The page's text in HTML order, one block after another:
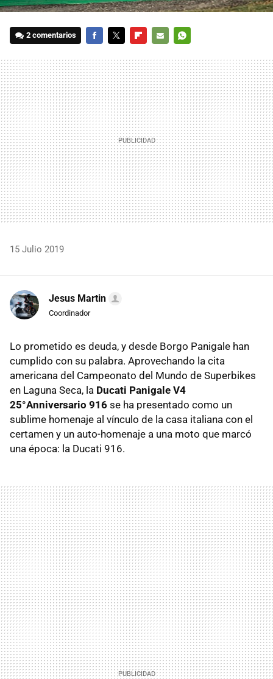
2 comentarios
MAIL
15 Julio 2019
Jesus Martin
Coordinador
Lo prometido es deuda, y desde Borgo Panigale han
cumplido con su palabra. Aprovechando la cita
americana del Campeonato del Mundo de Superbikes
en Laguna Seca, la Ducati Panigale V4
25°Anniversario 916 se ha presentado como un
sublime homenaje al vínculo de la casa italiana con el
certamen y un auto-homenaje a una moto que marcó
una época: la Ducati 916.